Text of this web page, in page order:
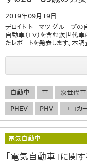
2019年09月19日
デロイト トーマツ グループ
自動車（EV）を含む次世代
たレポートを発表します。本
自動車 車 次世代車
PHEV PHV エコカ
電気自動車
「電気自動車」に関